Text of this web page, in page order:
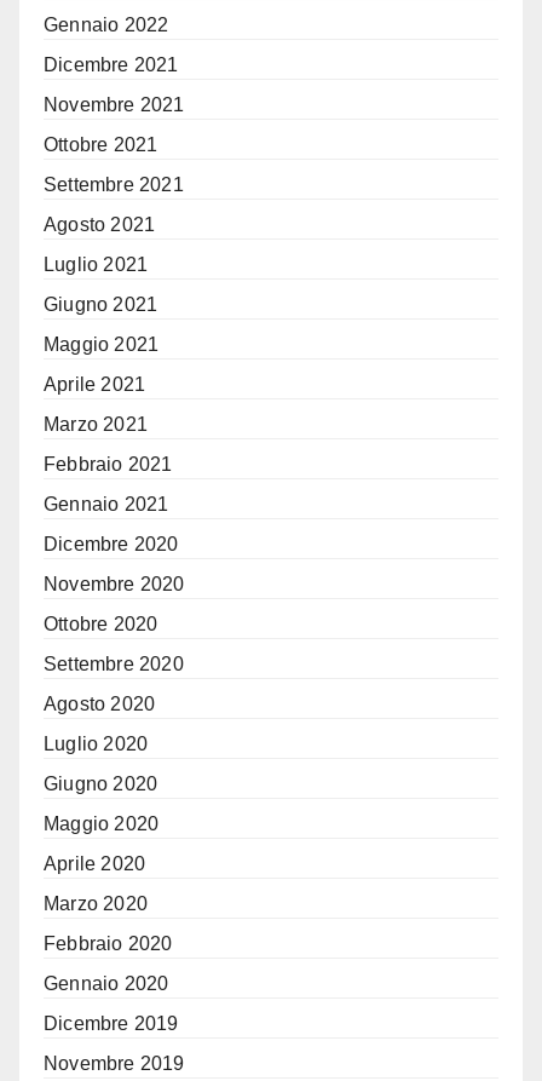
Gennaio 2022
Dicembre 2021
Novembre 2021
Ottobre 2021
Settembre 2021
Agosto 2021
Luglio 2021
Giugno 2021
Maggio 2021
Aprile 2021
Marzo 2021
Febbraio 2021
Gennaio 2021
Dicembre 2020
Novembre 2020
Ottobre 2020
Settembre 2020
Agosto 2020
Luglio 2020
Giugno 2020
Maggio 2020
Aprile 2020
Marzo 2020
Febbraio 2020
Gennaio 2020
Dicembre 2019
Novembre 2019